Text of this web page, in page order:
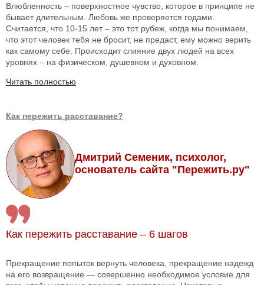
Влюбленность – поверхностное чувство, которое в принципе не
бывает длительным. Любовь же проверяется годами.
Считается, что 10-15 лет – это тот рубеж, когда мы понимаем,
что этот человек тебя не бросит, не предаст, ему можно верить
как самому себе. Происходит слияние двух людей на всех
уровнях – на физическом, душевном и духовном.
Читать полностью
Как пережить расставание?
Дмитрий Семеник, психолог,
основатель сайта "Пережить.ру"
Как пережить расставание – 6 шагов
Прекращение попыток вернуть человека, прекращение надежд
на его возвращение — совершенно необходимое условие для